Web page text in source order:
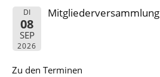
DI
08
SEP
2026
Mitgliederversammlung
Zu den Terminen